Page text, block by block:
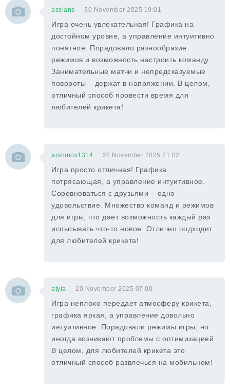
asslans 30 November 2025 19:01
Игра очень увлекательная! Графика на
достойном уровне, а управление интуитивно
понятное. Порадовало разнообразие
режимов и возможность настроить команду.
Занимательные матчи и непредсказуемые
повороты – держат в напряжении. В целом,
отличный способ провести время для
любителей крикета!
arshinov1314 22 November 2025 21:02
Игра просто отличная! Графика
потрясающая, а управление интуитивное.
Соревноваться с друзьями – одно
удовольствие. Множество команд и режимов
для игры, что дает возможность каждый раз
испытывать что-то новое. Отлично подходит
для любителей крикета!
atyla 20 November 2025 07:00
Игра неплохо передает атмосферу крикета,
графика яркая, а управление довольно
интуитивное. Порадовали режимы игры, но
иногда возникают проблемы с оптимизацией.
В целом, для любителей крикета это
отличный способ развлечься на мобильном!